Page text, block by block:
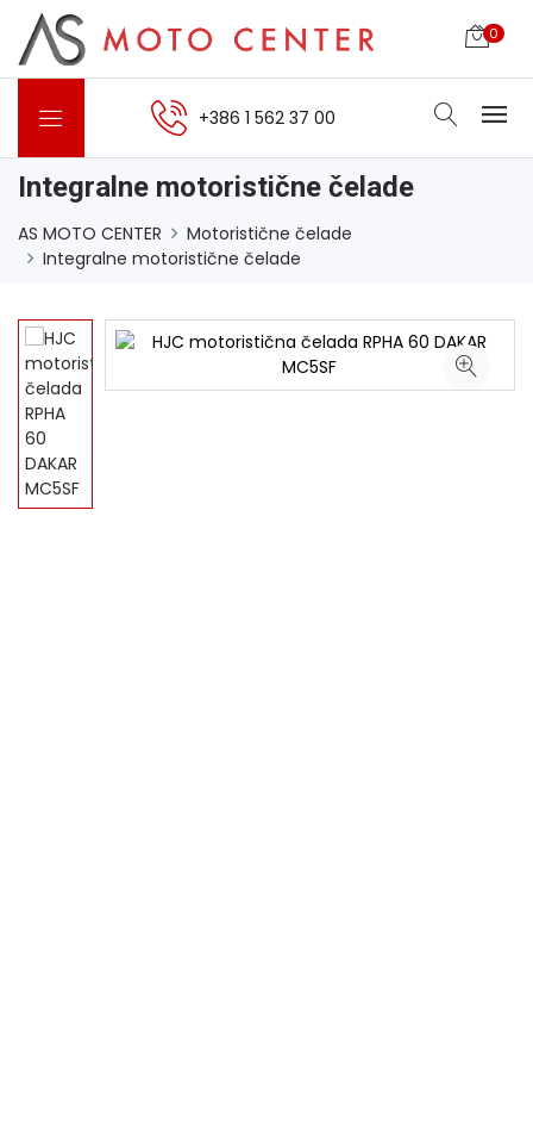
0
+386 1 562 37 00
Integralne motoristične čelade
AS MOTO CENTER
Motoristične čelade
Integralne motoristične čelade